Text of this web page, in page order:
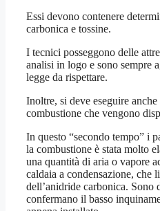
Essi devono contenere
carbonica e tossine.
I tecnici posseggono delle
analisi in logo e sono sempre
legge da rispettare.
Inoltre, si deve eseguire
combustione che vengono
In questo “secondo tempo” i
la combustione è stata molto
una quantità di aria o vapore
caldaia a condensazione, che
dell’anidride carbonica. Sono
confermano il basso